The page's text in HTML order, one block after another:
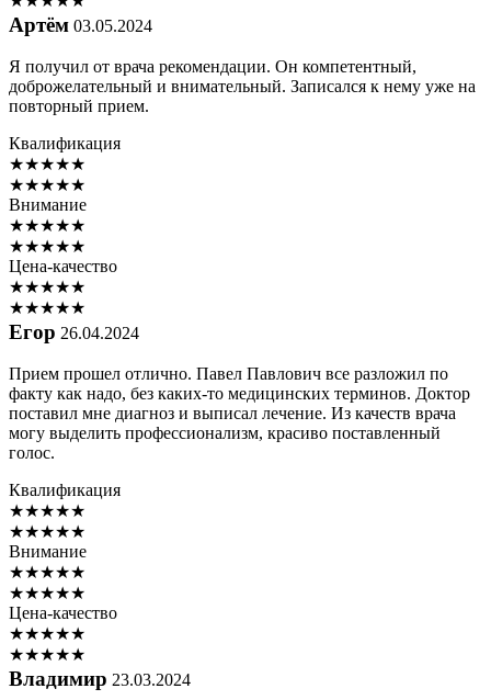
Артём 03.05.2024
Я получил от врача рекомендации. Он компетентный,
доброжелательный и внимательный. Записался к нему уже на
повторный прием.
Квалификация
★★★★★
★★★★★
Внимание
★★★★★
★★★★★
Цена-качество
★★★★★
★★★★★
Егор 26.04.2024
Прием прошел отлично. Павел Павлович все разложил по
факту как надо, без каких-то медицинских терминов. Доктор
поставил мне диагноз и выписал лечение. Из качеств врача
могу выделить профессионализм, красиво поставленный
голос.
Квалификация
★★★★★
★★★★★
Внимание
★★★★★
★★★★★
Цена-качество
★★★★★
★★★★★
Владимир 23.03.2024